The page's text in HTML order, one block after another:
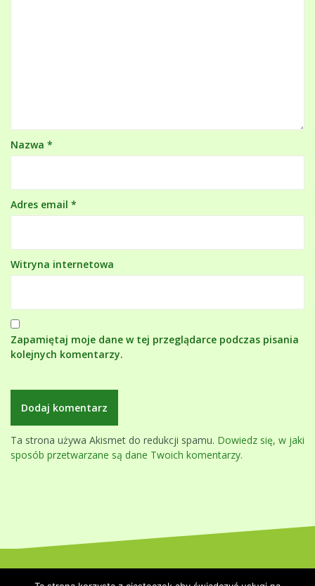
Nazwa *
Adres email *
Witryna internetowa
Zapamiętaj moje dane w tej przeglądarce podczas pisania
kolejnych komentarzy.
Ta strona używa Akismet do redukcji spamu. Dowiedz się, w jaki
sposób przetwarzane są dane Twoich komentarzy.